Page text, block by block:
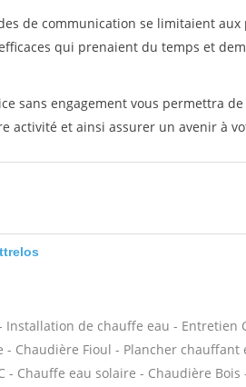
de communication se limitaient
qui prenaient du temps et
sans engagement vous permettra
activité et ainsi assurer un avenir à
de chauffe eau - Entretien
- Chaudière Fioul - Plancher
- Chauffe eau solaire - Chaudière